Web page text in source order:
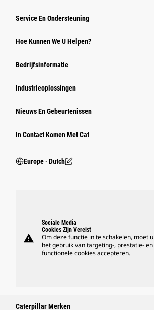
Service En Ondersteuning
Hoe Kunnen We U Helpen?
Bedrijfsinformatie
Industrieoplossingen
Nieuws En Gebeurtenissen
In Contact Komen Met Cat
Europe ‧ Dutch
warning
Sociale Media
Cookies Zijn Vereist
Om deze functie in te schakelen, moet u
het gebruik van targeting-, prestatie- en
functionele cookies accepteren.
Caterpillar Merken